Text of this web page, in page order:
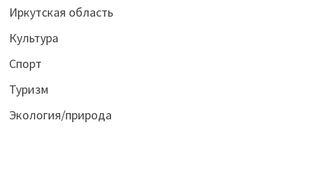
Иркутская область
Культура
Спорт
Туризм
Экология/природа